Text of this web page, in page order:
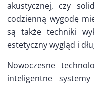
akustycznej, czy
codzienną wygodę
są także techniki
estetyczny wygląd i
Nowoczesne
inteligentne